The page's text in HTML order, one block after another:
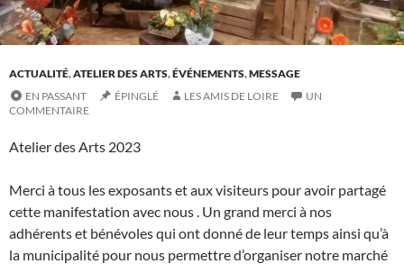
ACTUALITÉ,ATELIER DES ARTS,ÉVÉNEMENTS,MESSAGE
EN PASSANT
ÉPINGLÉ LES AMIS DE LOIRE
UN
COMMENTAIRE
Atelier des Arts 2023
Merci à tous les exposants et aux visiteurs pour avoir partagé
cette manifestation avec nous . Un grand merci à nos
adhérents et bénévoles qui ont donné de leur temps ainsi qu’à
la municipalité pour nous permettre d’organiser notre marché